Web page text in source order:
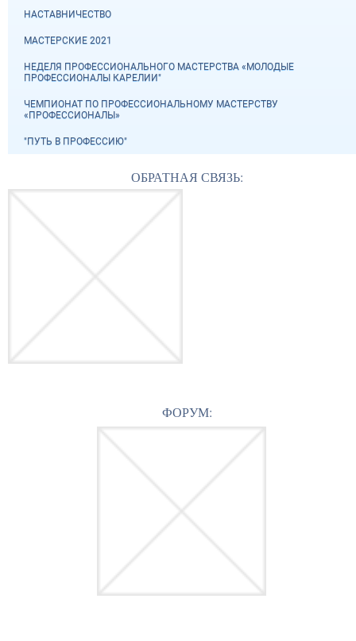
НАСТАВНИЧЕСТВО
МАСТЕРСКИЕ 2021
НЕДЕЛЯ ПРОФЕССИОНАЛЬНОГО МАСТЕРСТВА «МОЛОДЫЕ
ПРОФЕССИОНАЛЫ КАРЕЛИИ"
ЧЕМПИОНАТ ПО ПРОФЕССИОНАЛЬНОМУ МАСТЕРСТВУ
«ПРОФЕССИОНАЛЫ»
"ПУТЬ В ПРОФЕССИЮ"
ОБРАТНАЯ СВЯЗЬ:
ФОРУМ: